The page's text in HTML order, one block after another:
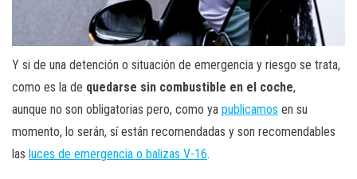
Y si de una detención o situación de emergencia y riesgo se trata,
como es la de quedarse sin combustible en el coche,
aunque no son obligatorias pero, como ya publicamos en su
momento, lo serán, sí están recomendadas y son recomendables
las luces de emergencia o balizas V-16.